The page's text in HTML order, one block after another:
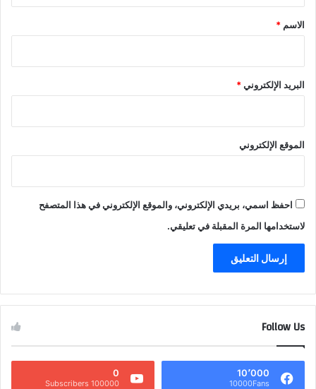
*
الاسم *
البريد الإلكتروني*
الموقع الإلكتروني
احفظ اسمي، بريدي الإلكتروني، والموقع الإلكتروني في هذا المتصفح
لاستخدامها المرة المقبلة في تعليقي.
Follow Us
10٬000
10000Fans
0
100000 Subscribers